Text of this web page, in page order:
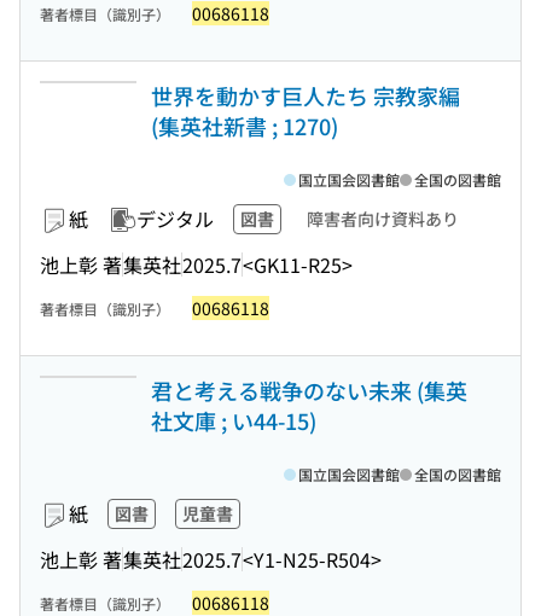
著者標目（識別子） 00686118
世界を動かす巨人たち 宗教家編
(集英社新書 ; 1270)
紙 デジタル 図書 障害者向け資料あり
池上彰 著集英社2025.7<GK11-R25>
国立国会図書館 全国の図書館
著者標目（識別子） 00686118
君と考える戦争のない未来 (集英
社文庫 ; い44-15)
紙 図書 児童書
池上彰 著集英社2025.7<Y1-N25-R504>
国立国会図書館 全国の図書館
著者標目（識別子） 00686118